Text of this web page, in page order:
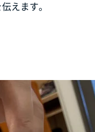
えます。